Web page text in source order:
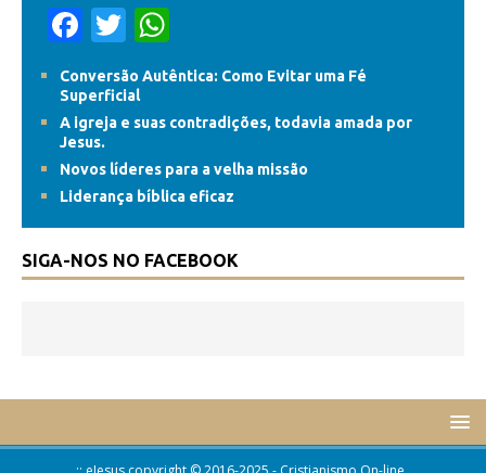
F
e
b
o
o
k
T
w
itt
er
h
at
s
A
p
p
Conversão Autêntica: Como Evitar uma Fé
Superficial
A igreja e suas contradições, todavia amada por
Jesus.
Novos líderes para a velha missão
Liderança bíblica eficaz
SIGA-NOS NO FACEBOOK